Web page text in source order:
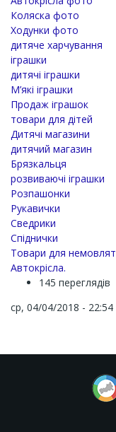
Коляска фото
Ходунки фото
дитяче харчування
іграшки
дитячі іграшки
М’які іграшки
Продаж іграшок
товари для дітей
Дитячі магазини
дитячий магазин
Брязкальця
розвиваючі іграшки
Розпашонки
Рукавички
Сведрики
Спіднички
Товари для немовлят
Автокрісла.
145 переглядів
ср, 04/04/2018 - 22:54